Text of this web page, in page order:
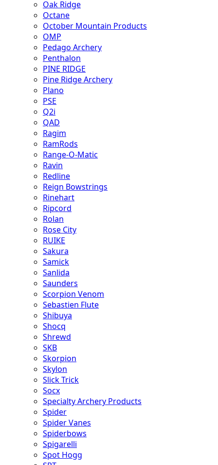
Oak Ridge
Octane
October Mountain Products
OMP
Pedago Archery
Penthalon
PINE RIDGE
Pine Ridge Archery
Plano
PSE
Q2i
QAD
Ragim
RamRods
Range-O-Matic
Ravin
Redline
Reign Bowstrings
Rinehart
Ripcord
Rolan
Rose City
RUIKE
Sakura
Samick
Sanlida
Saunders
Scorpion Venom
Sebastien Flute
Shibuya
Shocq
Shrewd
SKB
Skorpion
Skylon
Slick Trick
Socx
Specialty Archery Products
Spider
Spider Vanes
Spiderbows
Spigarelli
Spot Hogg